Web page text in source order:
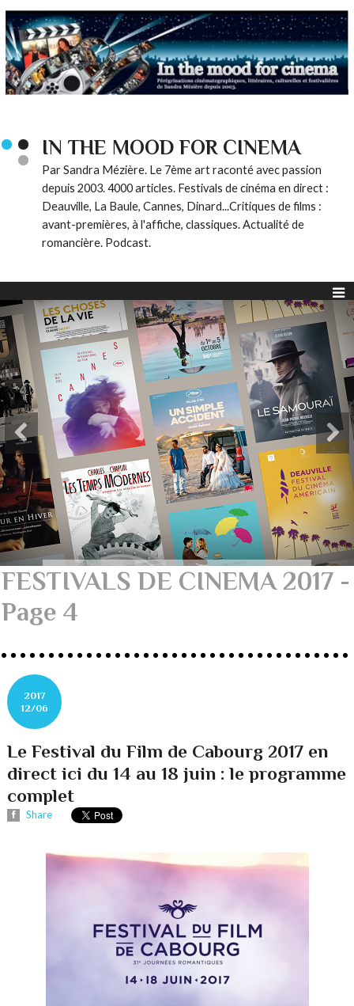
IN THE MOOD FOR CINEMA
Par Sandra Mézière. Le 7ème art raconté avec passion
depuis 2003. 4000 articles. Festivals de cinéma en direct :
Deauville, La Baule, Cannes, Dinard...Critiques de films :
avant-premières, à l'affiche, classiques. Actualité de
romancière. Podcast.
FESTIVALS DE CINEMA 2017 -
Page 4
2017
12/06
Le Festival du Film de Cabourg 2017 en
direct ici du 14 au 18 juin : le programme
complet
Share